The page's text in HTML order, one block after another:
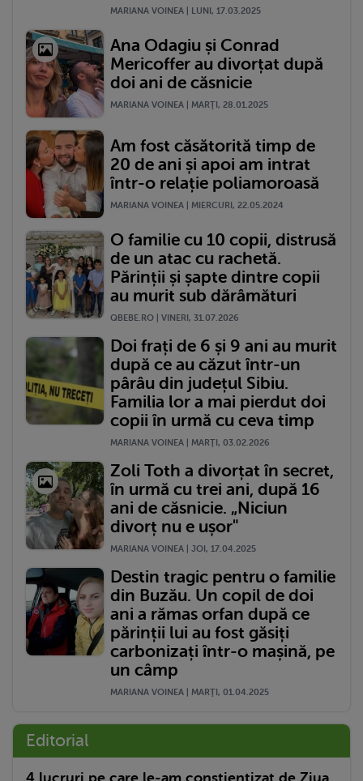
MARIANA VOINEA | LUNI, 17.03.2025
Ana Odagiu și Conrad
Mericoffer au divorțat după
doi ani de căsnicie
MARIANA VOINEA | MARŢI, 28.01.2025
Am fost căsătorită timp de
20 de ani și apoi am intrat
într-o relație poliamoroasă
MARIANA VOINEA | MIERCURI, 22.05.2024
O familie cu 10 copii, distrusă
de un atac cu rachetă.
Părinții și șapte dintre copii
au murit sub dărâmături
QBEBE.RO | VINERI, 31.07.2026
Doi frați de 6 și 9 ani au murit
după ce au căzut într-un
pârâu din județul Sibiu.
Familia lor a mai pierdut doi
copii în urmă cu ceva timp
MARIANA VOINEA | MARŢI, 03.02.2026
Zoli Toth a divorțat în secret,
în urmă cu trei ani, după 16
ani de căsnicie. „Niciun
divorț nu e ușor"
MARIANA VOINEA | JOI, 17.04.2025
Destin tragic pentru o familie
din Buzău. Un copil de doi
ani a rămas orfan după ce
părinții lui au fost găsiți
carbonizați într-o mașină, pe
un câmp
MARIANA VOINEA | MARŢI, 01.04.2025
Editorial